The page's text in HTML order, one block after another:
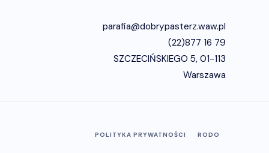
parafia@dobrypasterz.waw.pl
(22)877 16 79
SZCZECIŃSKIEGO 5, 01-113
Warszawa
POLITYKA PRYWATNOŚCI RODO